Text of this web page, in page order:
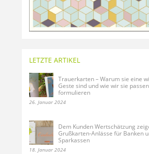
LETZTE ARTIKEL
Trauerkarten – Warum sie eine
Geste sind und wie wir sie
formulieren
26. Januar 2024
Dem Kunden Wertschätzung
Grußkarten-Anlässe für Banken
Sparkassen
18. Januar 2024